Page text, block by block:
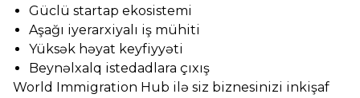
Güclü startap ekosistemi
Aşağı iyerarxiyalı iş mühiti
Yüksək həyat keyfiyyəti
Beynəlxalq istedadlara çıxış
World Immigration Hub ilə siz biznesinizi inkişaf